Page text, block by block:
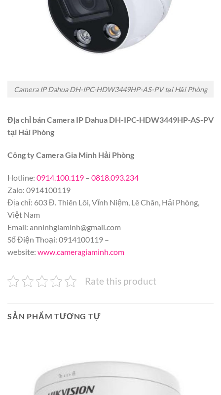
Camera IP Dahua DH-IPC-HDW3449HP-AS-PV tại Hải Phòng
Địa chỉ bán Camera IP Dahua DH-IPC-HDW3449HP-AS-PV
tại Hải Phòng
Công ty Camera Gia Minh Hải Phòng
Hotline: 0914.100.119 – 0818.093.234
Zalo: 0914100119
Địa chỉ: 603 Đ. Thiên Lôi, Vĩnh Niệm, Lê Chân, Hải Phòng,
Việt Nam
Email: anninhgiaminh@gmail.com
Số Điện Thoại: 0914100119 –
website: www.cameragiaminh.com
Rate this product
SẢN PHẨM TƯƠNG TỰ